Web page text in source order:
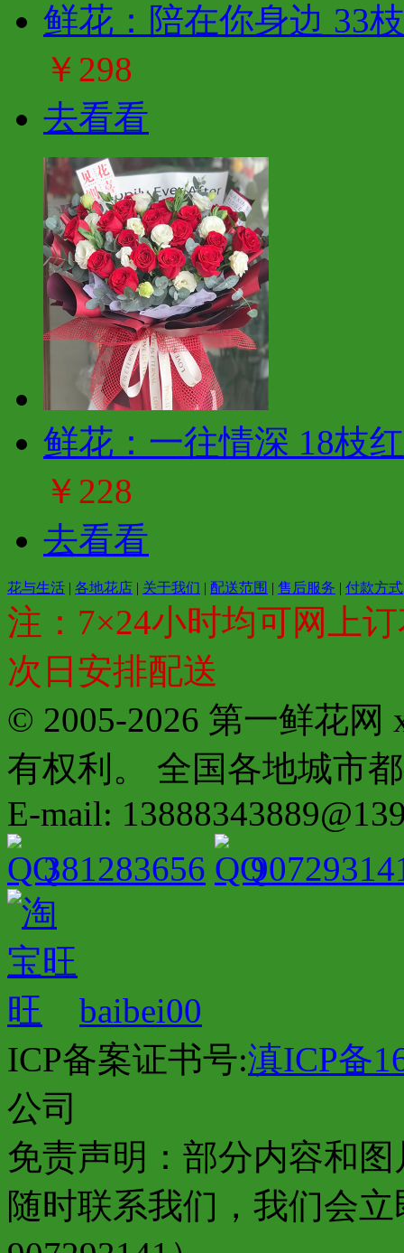
鲜花：陪在你身边 33
￥298
去看看
鲜花：一往情深 18枝
￥228
去看看
花与生活 | 各地花店 | 关于我们 | 配送范围 | 售后服务 | 付款方式
注：7×24小时均可网上
次日安排配送
© 2005-2026 第一鲜花网
有权利。 全国各地城市
E-mail:
381283656
baibei00
ICP备案证书号:滇ICP备
公司
免责声明：部分内容和
随时联系我们，我们会